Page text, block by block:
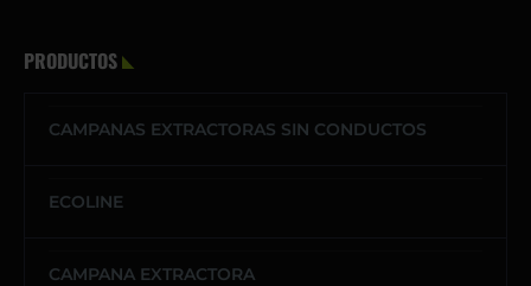
PRODUCTOS
CAMPANAS EXTRACTORAS SIN CONDUCTOS
ECOLINE
CAMPANA EXTRACTORA